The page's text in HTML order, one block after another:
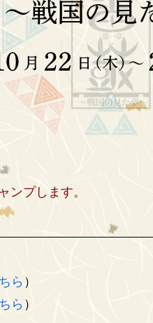
プします。
ら ）
ら ）